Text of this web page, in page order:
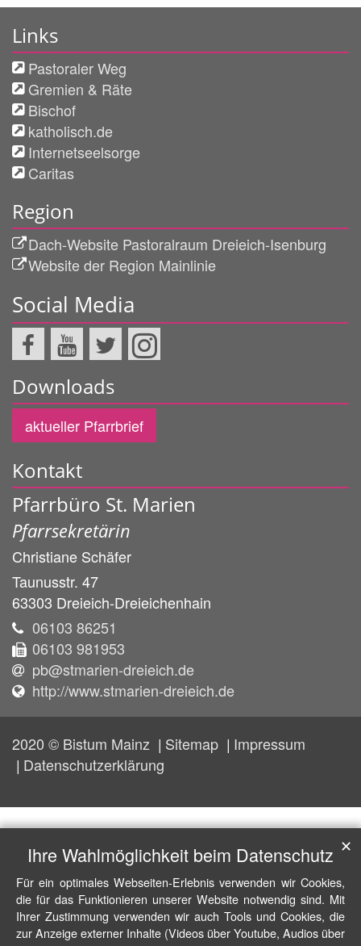
Links
Pastoraler Weg
Gremien & Räte
Bischof
katholisch.de
Internetseelsorge
Caritas
Region
Dach-Website Pastoralraum Dreieich-Isenburg
Website der Region Mainlinie
Social Media
Downloads
aktueller Pfarrbrief
Kontakt
Pfarrbüro St. Marien
Pfarrsekretärin
Christiane Schäfer
Taunusstr. 47
63303 Dreieich-Dreieichenhain
06103 86251
06103 981953
pb@stmarien-dreieich.de
http://www.stmarien-dreieich.de
2020 © Bistum Mainz Sitemap
Impressum
Datenschutzerklärung
Ihre Wahlmöglichkeit beim Datenschutz
Für ein optimales Webseiten-Erlebnis verwenden wir Cookies,
die für das Funktionieren unserer Website notwendig sind. Mit
Ihrer Zustimmung verwenden wir auch Tools und Cookies, die
zur Anzeige externer Inhalte (Videos über Youtube, Audios über
✕